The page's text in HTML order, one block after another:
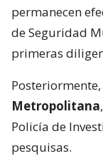
permanecen
de Seguridad
primeras
Metropolitana
Policía de
pesquisas.